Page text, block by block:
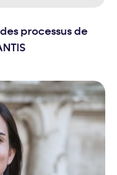
processus de